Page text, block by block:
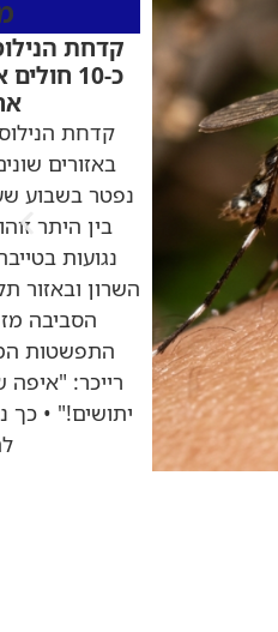
קדחת
כ-10
קדחת
נפטר בשבוע
בין היתר
נגועות
השרון ובאזור
הסביבה
התפשטות
רייכר: "איפה
יתושים!" • כך